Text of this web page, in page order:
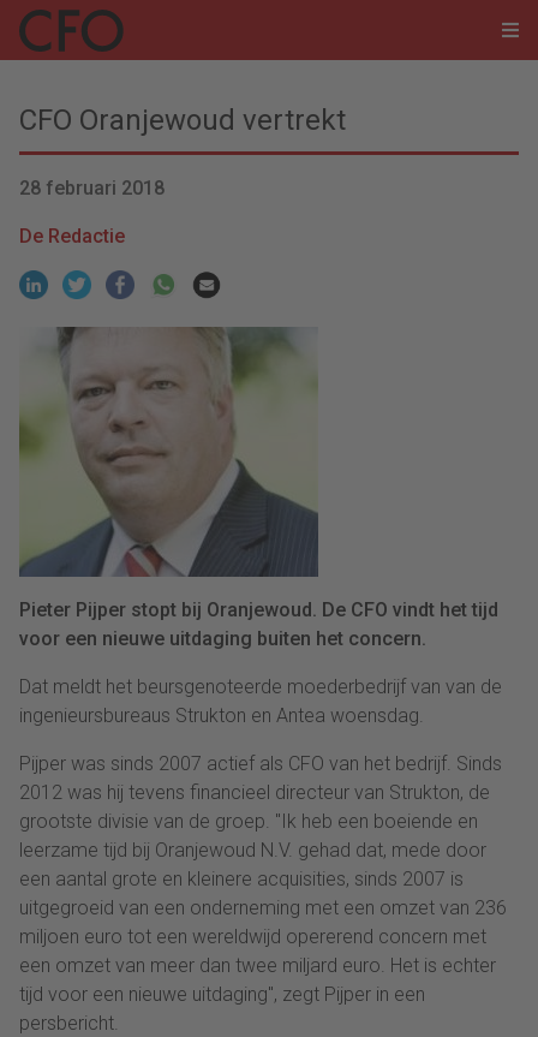
CFO Oranjewoud vertrekt
28 februari 2018
De Redactie
Pieter Pijper stopt bij Oranjewoud. De CFO vindt het tijd
voor een nieuwe uitdaging buiten het concern.
Dat meldt het beursgenoteerde moederbedrijf van van de
ingenieursbureaus Strukton en Antea woensdag.
Pijper was sinds 2007 actief als CFO van het bedrijf. Sinds
2012 was hij tevens financieel directeur van Strukton, de
grootste divisie van de groep. "Ik heb een boeiende en
leerzame tijd bij Oranjewoud N.V. gehad dat, mede door
een aantal grote en kleinere acquisities, sinds 2007 is
uitgegroeid van een onderneming met een omzet van 236
miljoen euro tot een wereldwijd opererend concern met
een omzet van meer dan twee miljard euro. Het is echter
tijd voor een nieuwe uitdaging", zegt Pijper in een
persbericht.